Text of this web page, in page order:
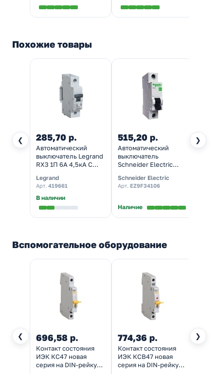
Похожие товары
❮ ❯
285,70 р.
Автоматический
выключатель Legrand
RX3 1П 6A 4,5кА C
электрический)
Legrand
Арт. 419661
В наличии
515,20 р.
Автоматический
выключатель
Schneider Electric
230В (автомат
электрический)
Schneider Electric
Арт. EZ9F34106
Наличие
Вспомогательное оборудование
❮ ❯
696,58 р.
Контакт состояния
ИЭК КС47 новая
серия на DIN-рейку
774,36 р.
Контакт состояния
ИЭК КСВ47 новая
серия на DIN-рейку
1